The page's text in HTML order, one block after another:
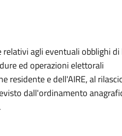
agli eventuali obblighi di
ed operazioni elettorali
residente e dell'AIRE, al
dall'ordinamento